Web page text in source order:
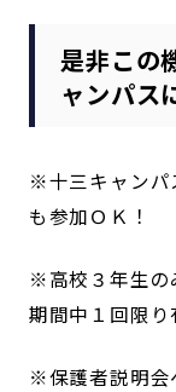
是非この
ャンパス
※十三キャンパ
も参加ＯＫ！
※高校３年生の
期間中１回限り
※保護者説明会